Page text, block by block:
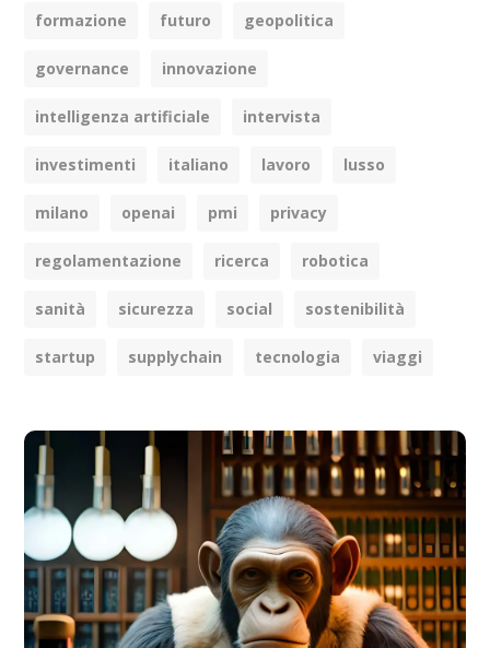
formazione futuro geopolitica
governance innovazione
intelligenza artificiale intervista
investimenti italiano lavoro lusso
milano openai pmi privacy
regolamentazione ricerca robotica
sanità sicurezza social sostenibilità
startup supplychain tecnologia viaggi